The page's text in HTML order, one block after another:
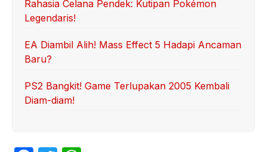
Rahasia Celana Pendek: Kutipan Pokémon
Legendaris!
EA Diambil Alih! Mass Effect 5 Hadapi Ancaman
Baru?
PS2 Bangkit! Game Terlupakan 2005 Kembali
Diam-diam!